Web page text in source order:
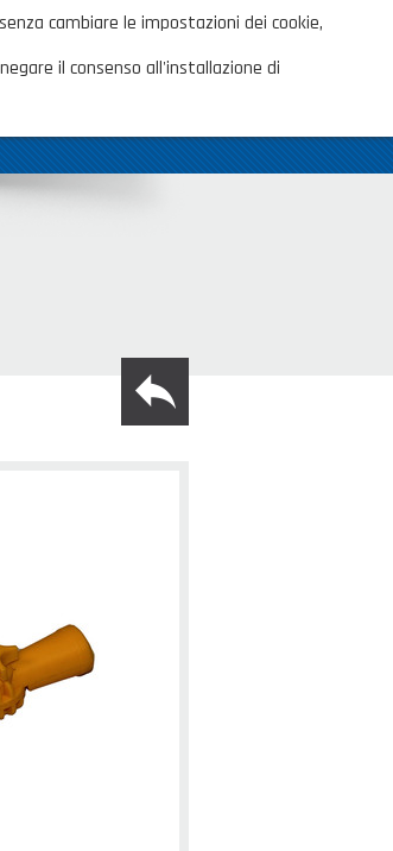
AREA CLIENTI
cambiare le impostazioni dei cookie,
il consenso all'installazione di